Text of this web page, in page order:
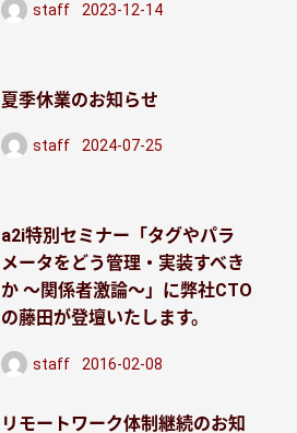
staff
投稿日
2023-12-14
夏季休業のお知らせ
staff
投稿日
2024-07-25
a2i特別セミナー「タグやパラ
メータをどう管理・実装すべき
か ～関係者激論～」に弊社CTO
の藤田が登壇いたします。
staff
投稿日
2016-02-08
リモートワーク体制継続のお知